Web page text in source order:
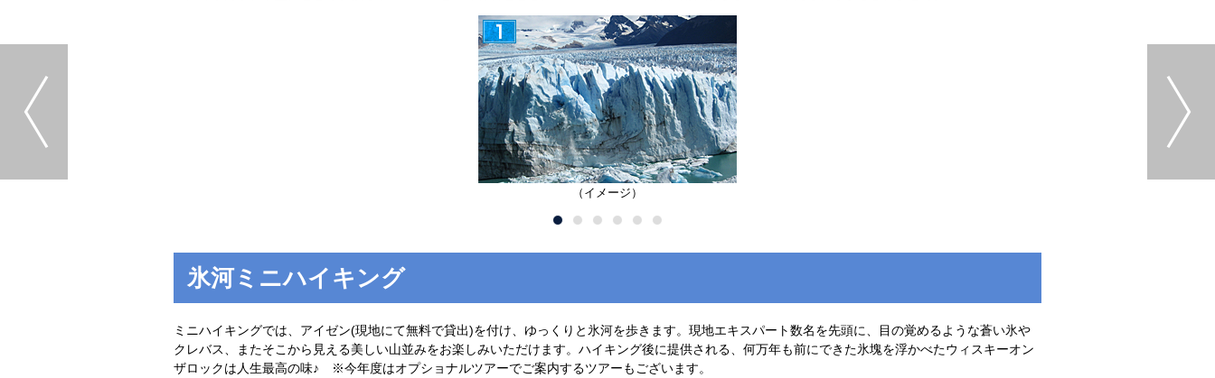
（イメージ）
氷河ミニハイキング
ミニハイキングでは、アイゼン(現地にて無料で貸出)を付け、ゆっくりと氷河を歩きます。現地エキスパート数名を先頭に、目の覚めるような蒼い氷や
クレバス、またそこから見える美しい山並みをお楽しみいただけます。ハイキング後に提供される、何万年も前にできた氷塊を浮かべたウィスキーオン
ザロックは人生最高の味♪ ※今年度はオプショナルツアーでご案内するツアーもございます。